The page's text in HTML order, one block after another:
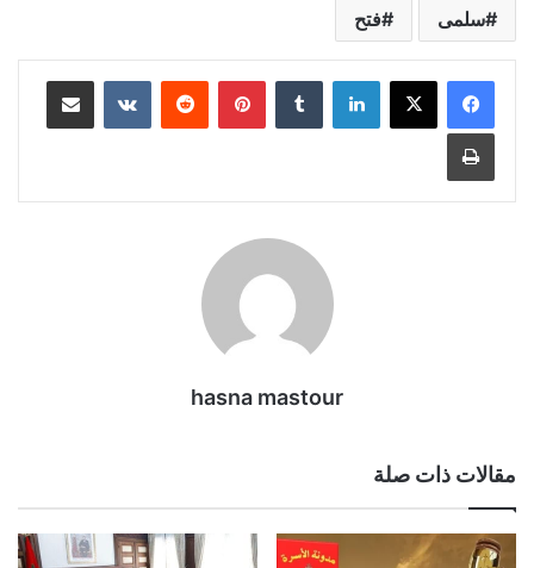
سلمى فتح
لينكدإن بينتيريست مشاركة عبر البريد
طباعة
hasna mastour
مقالات ذات صلة